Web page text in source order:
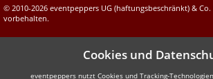
© 2010-2026 eventpeppers UG (haftungsbeschränkt) & Co.
vorbehalten.
Cookies und
eventpeppers nutzt Cookies und Tracking-